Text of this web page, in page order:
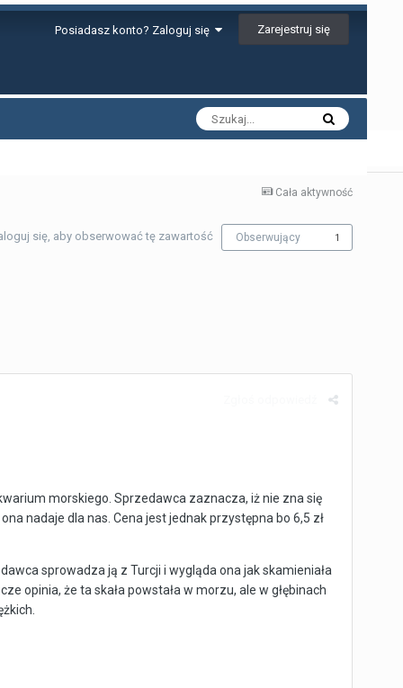
Posiadasz konto? Zaloguj się Zarejestruj się
Cała aktywność
się, aby obserwować tę zawartość Obserwujący 1
morskiego. Sprzedawca zaznacza, iż nie zna się
nadaje dla nas. Cena jest jednak przystępna bo 6,5 zł
sprowadza ją z Turcji i wygląda ona jak skamieniała
opinia, że ta skała powstała w morzu, ale w głębinach